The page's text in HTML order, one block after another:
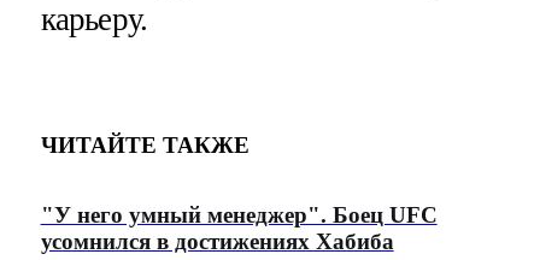
карьеру.
ЧИТАЙТЕ ТАКЖЕ
"У него умный менеджер". Боец UFC
усомнился в достижениях Хабиба